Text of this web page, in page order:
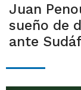
Juan
sueño de
ante